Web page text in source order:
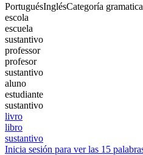
PortuguésInglésCategoría
escola
escuela
sustantivo
professor
profesor
sustantivo
aluno
estudiante
sustantivo
livro
libro
sustantivo
Inicia sesión para ver las 15